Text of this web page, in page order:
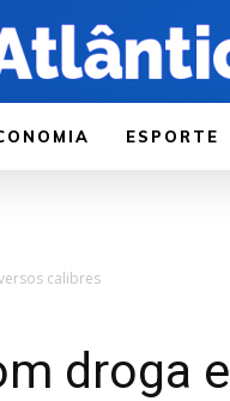
ESPORTE
calibres
droga e